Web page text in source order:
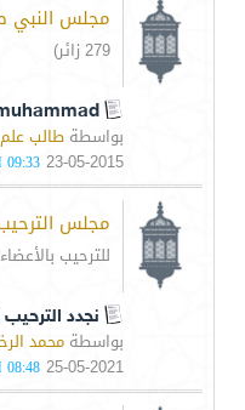
مجلس النبي
279 زائر)
بواسطة طالب علم 18
23-05-2015
09:33 PM
مجلس
للترحيب
نجدد الترحيب
بواسطةمحمد
25-05-2021
08:48 AM